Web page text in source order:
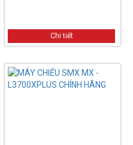
Chi tiết